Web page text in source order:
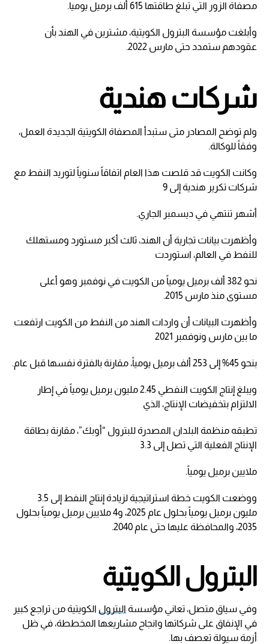
مصفاة الزور التي تبلغ طاقتها 615 ألف برميل يوميا.
وأبلغت مؤسسة البترول الكويتية، مشترين في الهند بأن
عقودهم ستمدد حتى مارس 2022.
شركات هندية
ولم توضح المصادر متى ستبدأ المصفاة الكويتية الجديدة العمل،
وفقاً للوكالة.
وكانت الكويت قد قلصت هذا العام اتفاقاً سنوياً لتوريد النفط مع
شركات تكرير هندية إلى 9
أشهر تنتهي في ديسمبر الجاري.
وأظهرت بيانات تجارية أن الهند، ثالث أكبر مستورد ومستهلك
للنفط في العالم، استوردت
نحو 382 ألف برميل يومياً من الكويت في نوفمبر وهو أعلى
مستوى منذ مارس 2015.
وأظهرت البيانات أن واردات الهند من النفط من الكويت ارتفعت
ما بين مارس ونوفمبر 2021
بنحو 45% إلى 253 ألف برميل يومياً، مقارنة بالفترة نفسها قبل عام.
ويبلغ إنتاج الكويت النفطي 2.45 مليون برميل يومياً في إطار
الالتزام بتخفيضات الإنتاج، الذي
تطبقه منظمة البلدان المصدرة للبترول “أوبك”، مقارنة بطاقة
الإنتاج الفعلية التي تصل إلى 3.3
ملايين برميل يومياً.
ووضعت الكويت خطة استراتيجية لزيادة إنتاج النفط إلى 3.5
مليون برميل يومياً بحلول عام 2025، و4 ملايين برميل يومياً بحلول
2035، والمحافظة عليها حتى عام 2040.
البترول الكويتية
وفي سياق متصل، تعاني مؤسسة البترول الكويتية من تراجع كبير
في الإنفاق على شركاتها وانجاح مشاريعها المخططة، في ظل
أزمة سيولة تعصف بها.